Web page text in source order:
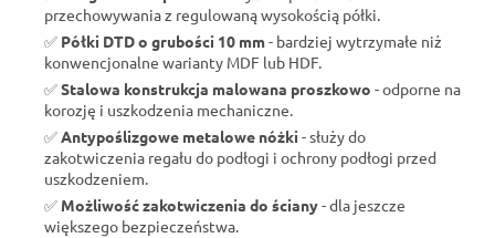
przechowywania z regulowaną wysokością półki.
✅ Półki DTD o grubości 10 mm- bardziej wytrzymałe niż
konwencjonalne warianty MDF lub HDF.
✅Stalowa konstrukcja malowana proszkowo - odporne na
korozję i uszkodzenia mechaniczne.
✅ Antypoślizgowe metalowe nóżki - służy do
zakotwiczenia regału do podłogi i ochrony podłogi przed
uszkodzeniem.
✅ Możliwość zakotwiczenia do ściany- dla jeszcze
większego bezpieczeństwa.